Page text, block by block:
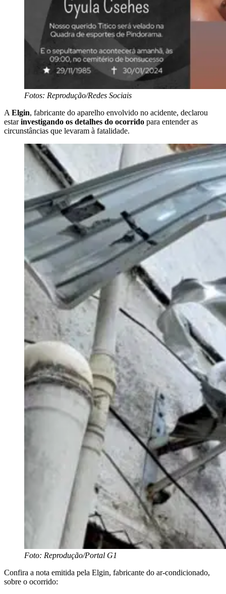
Fotos: Reprodução/Redes Sociais
A Elgin, fabricante do aparelho envolvido no acidente, declarou
estarinvestigando os detalhes do ocorrido para entender as
circunstâncias que levaram à fatalidade.
Foto: Reprodução/Portal G1
Confira a nota emitida pela Elgin, fabricante do ar-condicionado,
sobre o ocorrido: